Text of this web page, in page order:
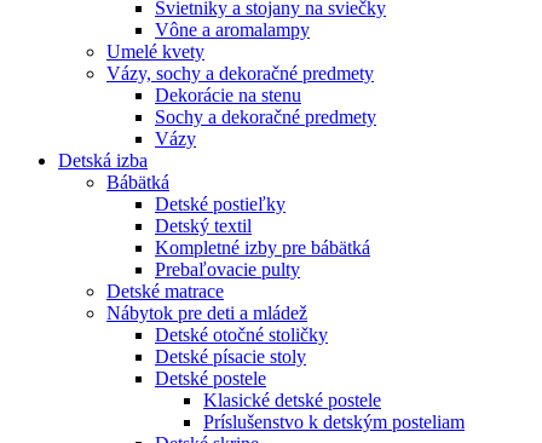
Svietniky a stojany na sviečky
Vône a aromalampy
Umelé kvety
Vázy, sochy a dekoračné predmety
Dekorácie na stenu
Sochy a dekoračné predmety
Vázy
Detská izba
Bábätká
Detské postieľky
Detský textil
Kompletné izby pre bábätká
Prebaľovacie pulty
Detské matrace
Nábytok pre deti a mládež
Detské otočné stoličky
Detské písacie stoly
Detské postele
Klasické detské postele
Príslušenstvo k detským posteliam